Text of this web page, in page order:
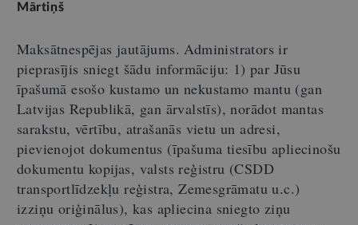
Mārtiņš
Maksātnespējas jautājums. Administrators ir
pieprasījis sniegt šādu informāciju: 1) par Jūsu
īpašumā esošo kustamo un nekustamo mantu (gan
Latvijas Republikā, gan ārvalstīs), norādot mantas
sarakstu, vērtību, atrašanās vietu un adresi,
pievienojot dokumentus (īpašuma tiesību apliecinošu
dokumentu kopijas, valsts reģistru (CSDD
transportlīdzekļu reģistra, Zemesgrāmatu u.c.)
izziņu oriģinālus), kas apliecina sniegto ziņu